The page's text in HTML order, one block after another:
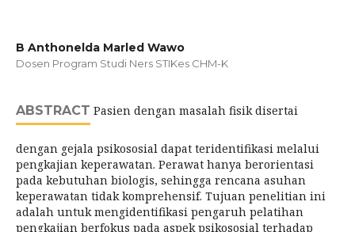
B Anthonelda Marled Wawo
Dosen Program Studi Ners STIKes CHM-K
ABSTRACT Pasien dengan masalah fisik disertai
dengan gejala psikososial dapat teridentifikasi melalui
pengkajian keperawatan. Perawat hanya berorientasi
pada kebutuhan biologis, sehingga rencana asuhan
keperawatan tidak komprehensif. Tujuan penelitian ini
adalah untuk mengidentifikasi pengaruh pelatihan
pengkajian berfokus pada aspek psikososial terhadap